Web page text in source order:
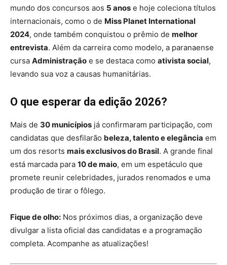
mundo dos concursos aos 5 anos e hoje coleciona títulos
internacionais, como o de Miss Planet International
2024, onde também conquistou o prêmio de melhor
entrevista. Além da carreira como modelo, a paranaense
cursa Administração e se destaca como ativista social,
levando sua voz a causas humanitárias.
O que esperar da edição 2026?
Mais de 30 municípios já confirmaram participação, com
candidatas que desfilarão beleza, talento e elegância em
um dos resorts mais exclusivos do Brasil. A grande final
está marcada para 10 de maio, em um espetáculo que
promete reunir celebridades, jurados renomados e uma
produção de tirar o fôlego.
Fique de olho: Nos próximos dias, a organização deve
divulgar a lista oficial das candidatas e a programação
completa. Acompanhe as atualizações!